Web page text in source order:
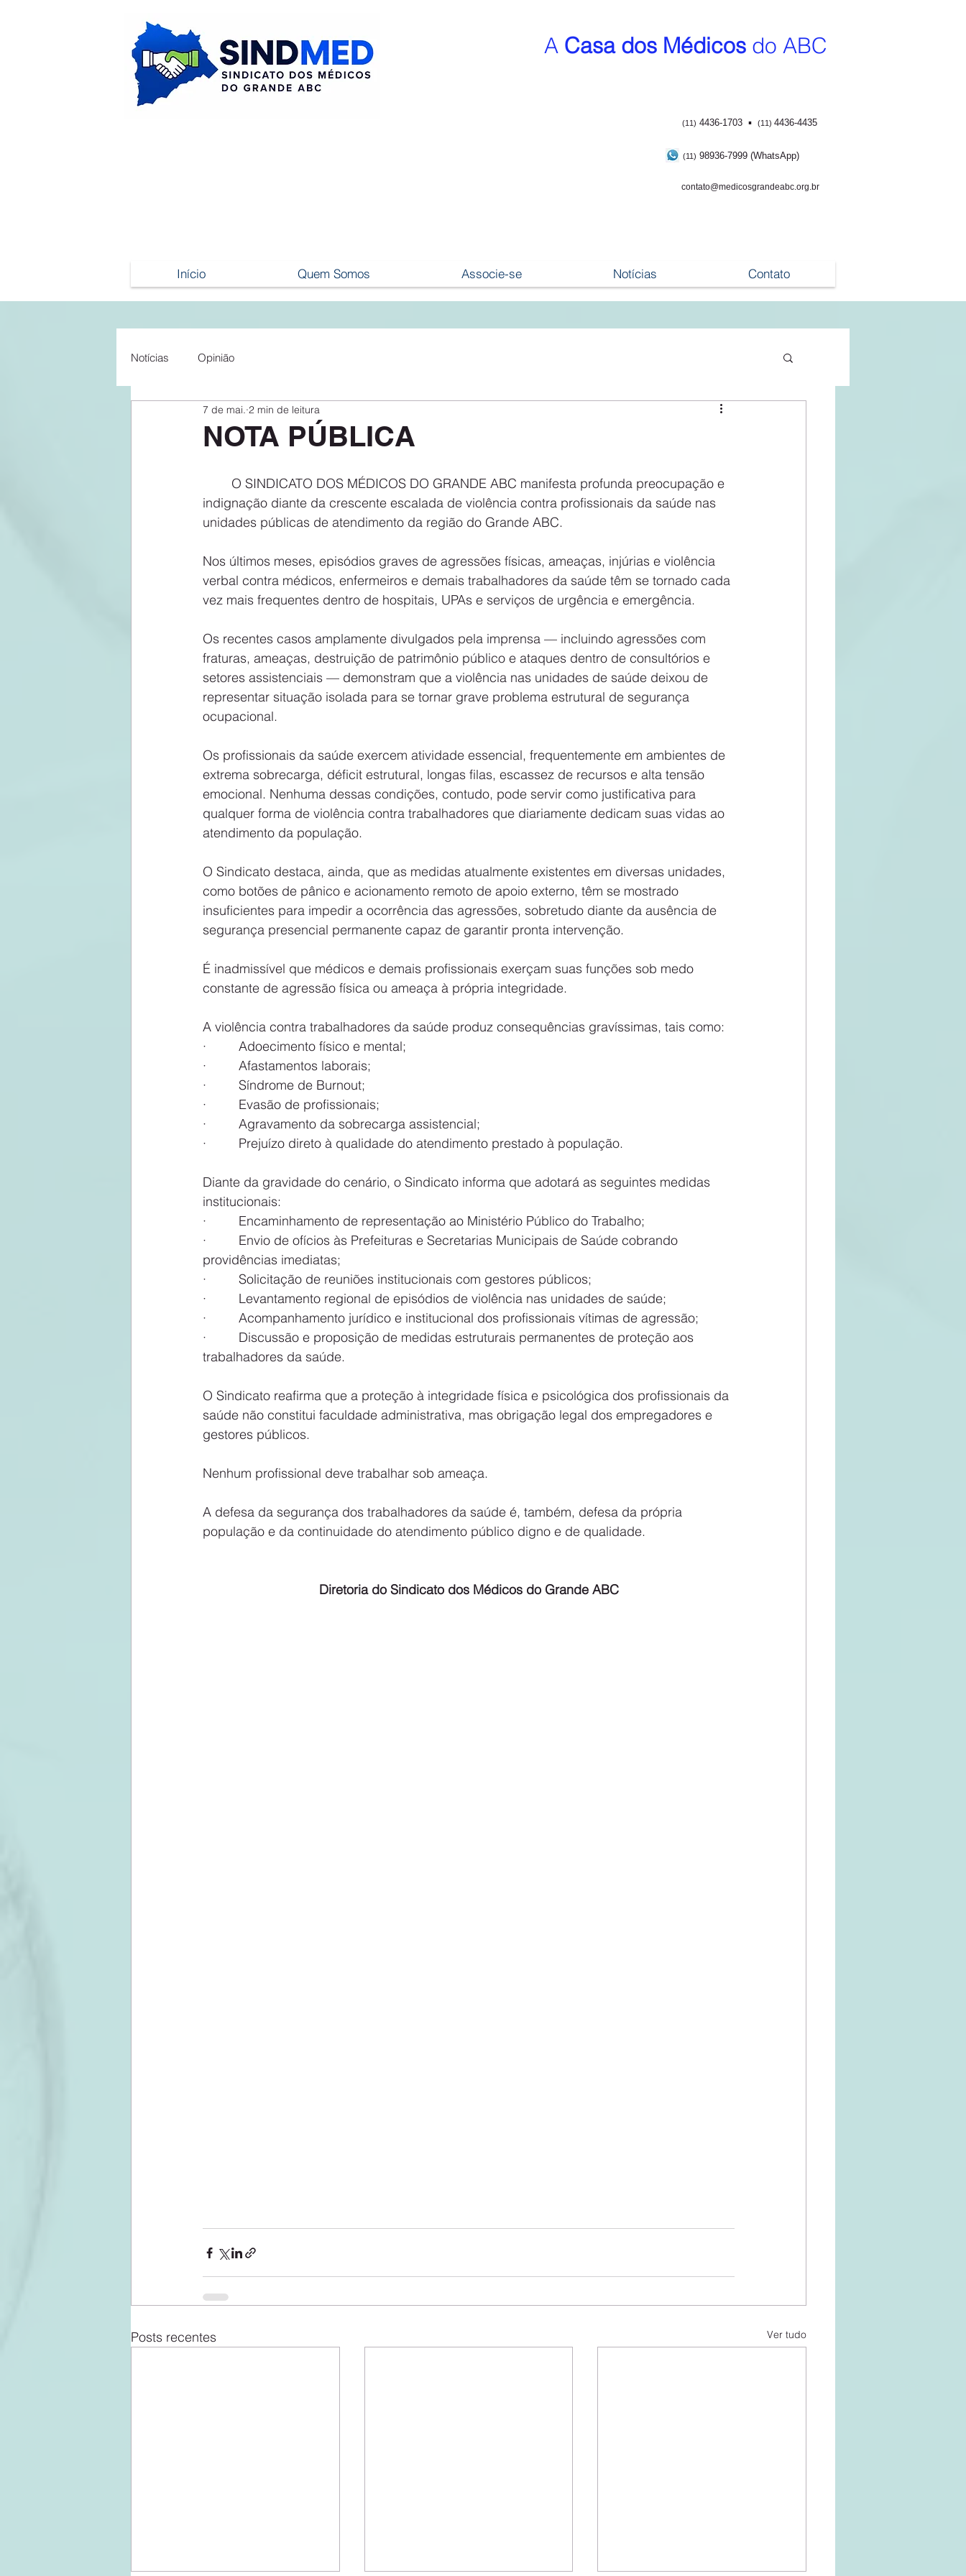
A Casa dos Médicos do ABC
(11) 4436-1703 ▪ (11) 4436-4435
(11) 98936-7999 (WhatsApp)
contato@medicosgrandeabc.org.br
Início Quem Somos Associe-se Notícias Contato
Notícias Opinião
NOTA PÚBLICA
7 de mai. 2 min de leitura
indignação diante da crescente escalada de violência contra profissionais da saúde nas
unidades públicas de atendimento da região do Grande ABC.
Nos últimos meses, episódios graves de agressões físicas, ameaças, injúrias e violência
verbal contra médicos, enfermeiros e demais trabalhadores da saúde têm se tornado cada
vez mais frequentes dentro de hospitais, UPAs e serviços de urgência e emergência.
Os recentes casos amplamente divulgados pela imprensa — incluindo agressões com
fraturas, ameaças, destruição de patrimônio público e ataques dentro de consultórios e
setores assistenciais — demonstram que a violência nas unidades de saúde deixou de
representar situação isolada para se tornar grave problema estrutural de segurança
ocupacional.
Os profissionais da saúde exercem atividade essencial, frequentemente em ambientes de
extrema sobrecarga, déficit estrutural, longas filas, escassez de recursos e alta tensão
emocional. Nenhuma dessas condições, contudo, pode servir como justificativa para
qualquer forma de violência contra trabalhadores que diariamente dedicam suas vidas ao
atendimento da população.
O Sindicato destaca, ainda, que as medidas atualmente existentes em diversas unidades,
como botões de pânico e acionamento remoto de apoio externo, têm se mostrado
insuficientes para impedir a ocorrência das agressões, sobretudo diante da ausência de
segurança presencial permanente capaz de garantir pronta intervenção.
É inadmissível que médicos e demais profissionais exerçam suas funções sob medo
constante de agressão física ou ameaça à própria integridade.
A violência contra trabalhadores da saúde produz consequências gravíssimas, tais como:
·         Adoecimento físico e mental;
·         Afastamentos laborais;
·         Síndrome de Burnout;
·         Evasão de profissionais;
·         Agravamento da sobrecarga assistencial;
·         Prejuízo direto à qualidade do atendimento prestado à população.
Diante da gravidade do cenário, o Sindicato informa que adotará as seguintes medidas
institucionais:
·         Encaminhamento de representação ao Ministério Público do Trabalho;
·         Envio de ofícios às Prefeituras e Secretarias Municipais de Saúde cobrando
providências imediatas;
·         Solicitação de reuniões institucionais com gestores públicos;
·         Levantamento regional de episódios de violência nas unidades de saúde;
·         Acompanhamento jurídico e institucional dos profissionais vítimas de agressão;
·         Discussão e proposição de medidas estruturais permanentes de proteção aos
trabalhadores da saúde.
O Sindicato reafirma que a proteção à integridade física e psicológica dos profissionais da
saúde não constitui faculdade administrativa, mas obrigação legal dos empregadores e
gestores públicos.
Nenhum profissional deve trabalhar sob ameaça.
A defesa da segurança dos trabalhadores da saúde é, também, defesa da própria
população e da continuidade do atendimento público digno e de qualidade.
Diretoria do Sindicato dos Médicos do Grande ABC
Posts recentes Ver tudo